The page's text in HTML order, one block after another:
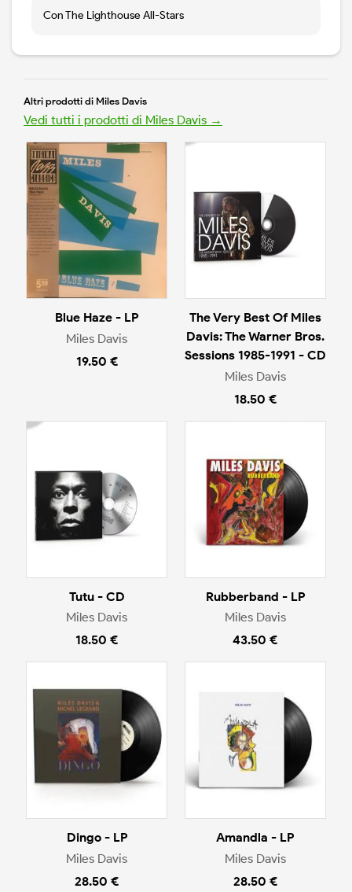
Con The Lighthouse All-Stars
Altri prodotti di Miles Davis
Vedi tutti i prodotti di Miles Davis →
Blue Haze - LP
Miles Davis
19.50 €
The Very Best Of Miles
Davis: The Warner Bros.
Sessions 1985-1991 - CD
Miles Davis
18.50 €
Tutu - CD
Miles Davis
18.50 €
Rubberband - LP
Miles Davis
43.50 €
Dingo - LP
Miles Davis
28.50 €
Amandla - LP
Miles Davis
28.50 €